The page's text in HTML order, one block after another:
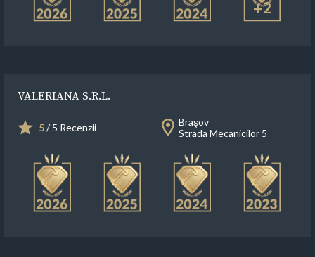
+2
VALERIANA S.R.L.
5/ 5 Recenzii
Braşov
Strada Mecanicilor 5